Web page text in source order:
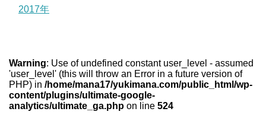
2017年
Warning: Use of undefined constant user_level - assumed
'user_level' (this will throw an Error in a future version of
PHP) in /home/mana17/yukimana.com/public_html/wp-
content/plugins/ultimate-google-
analytics/ultimate_ga.php on line 524